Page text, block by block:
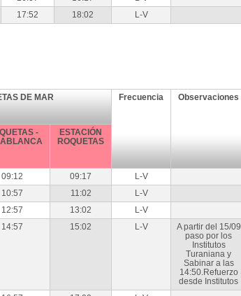
17:52 18:02 L-V
DE MAR Frecuencia Observaciones
-
ESTACIÓN
ROQUETAS
09:12 09:17
L-V
10:57 11:02
L-V
12:57 13:02
L-V
14:57 15:02 L-V
A partir del 15/09
paso por los
Institutos
Turaniana y
Sabinar a las
14:50.Refuerzo
desde Institutos